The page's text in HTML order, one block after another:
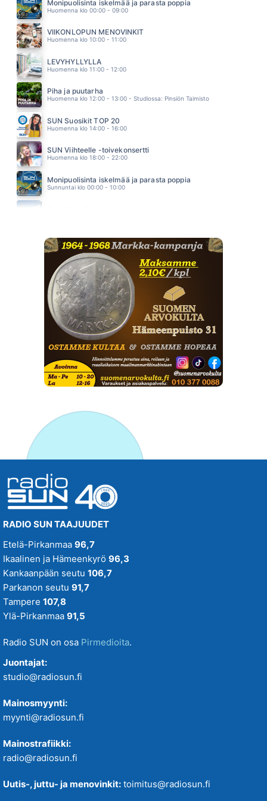
NINA KAITARANTA
10.54
LEO STILLMAN
10.49
IRINA
10.46
Monipuolisinta iskelmää ja parasta poppia
Huomenna klo 00:00 - 09:00
VIIKONLOPUN MENOVINKIT
Huomenna klo 10:00 - 11:00
LEVYHYLLYLLÄ
Huomenna klo 11:00 - 12:00
Piha ja puutarha
Huomenna klo 12:00 - 13:00 - Studiossa: Pinsiön Taimisto
SUN Suosikit TOP 20
Huomenna klo 14:00 - 16:00
SUN Viihteelle -toivekonsertti
Huomenna klo 18:00 - 22:00
Monipuolisinta iskelmää ja parasta poppia
Sunnuntai klo 00:00 - 10:00
RADIO SUN TAAJUUDET
Etelä-Pirkanmaa 96,7
Ikaalinen ja Hämeenkyrö 96,3
Kankaanpään seutu 106,7
Parkanon seutu 91,7
Tampere 107,8
Ylä-Pirkanmaa 91,5
Radio SUN on osa Pirmedioita.
Juontajat:
studio@radiosun.fi
Mainosmyynti:
myynti@radiosun.fi
Mainostrafiikki:
radio@radiosun.fi
Uutis-, juttu- ja menovinkit: toimitus@radiosun.fi